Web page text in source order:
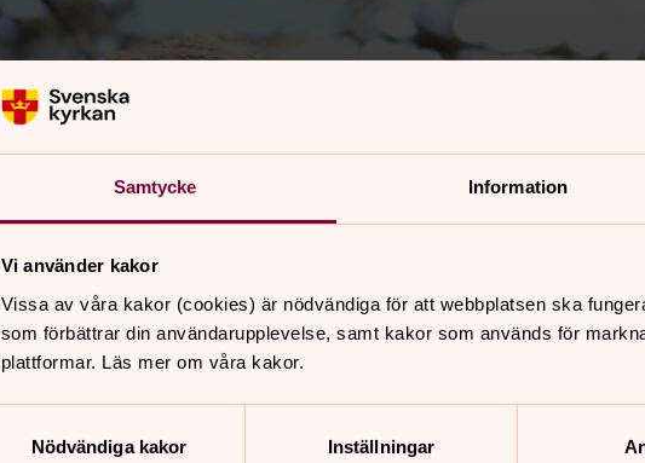
Samtycke Information
Vi använder kakor
Vissa av våra kakor (cookies) är nödvändiga för att webbplatsen ska
som förbättrar din användarupplevelse, samt kakor som används för
plattformar. Läs mer om våra kakor.
Nödvändiga kakor
Inställningar